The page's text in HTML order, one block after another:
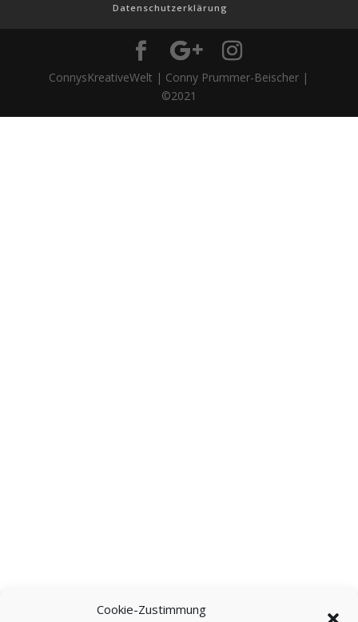
Cookie-Zustimmung
Datenschutzerklärung
ConnysKreativeWelt | Conny Prummer-Beischer |
©2021